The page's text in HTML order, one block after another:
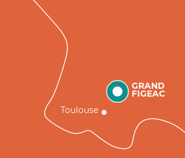
GRAND
FIGEAC
Toulouse